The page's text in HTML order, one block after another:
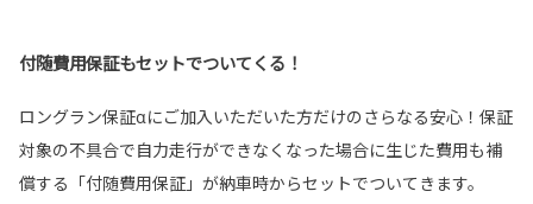
付随費用保証もセットでついてくる！
ロングラン保証αにご加入いただいた方だけのさらなる安心！保証
対象の不具合で自力走行ができなくなった場合に生じた費用も補
償する「付随費用保証」が納車時からセットでついてきます。